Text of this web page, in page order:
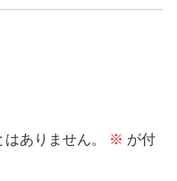
ありません。 ※ が付